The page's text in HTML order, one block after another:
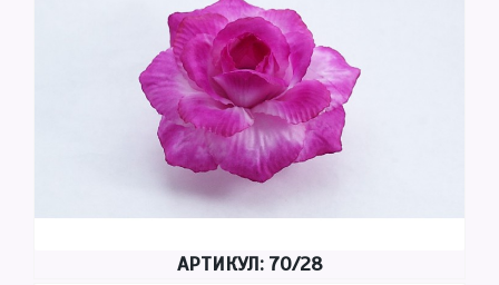
АРТИКУЛ: 70/28